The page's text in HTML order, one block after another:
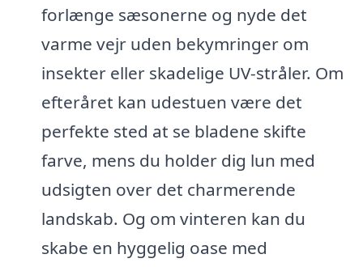
forlænge sæsonerne og nyde det
varme vejr uden bekymringer om
insekter eller skadelige UV-stråler. Om
efteråret kan udestuen være det
perfekte sted at se bladene skifte
farve, mens du holder dig lun med
udsigten over det charmerende
landskab. Og om vinteren kan du
skabe en hyggelig oase med